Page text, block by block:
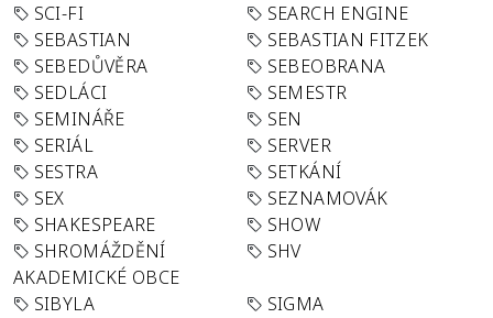
SCI-FI
SEARCH ENGINE
SEBASTIAN
SEBASTIAN FITZEK
SEBEDŮVĚRA
SEBEOBRANA
SEDLÁCI
SEMESTR
SEMINÁŘE
SEN
SERIÁL
SERVER
SESTRA
SETKÁNÍ
SEX
SEZNAMOVÁK
SHAKESPEARE
SHOW
SHROMÁŽDĚNÍ
AKADEMICKÉ OBCE
SHV
SIBYLA
SIGMA